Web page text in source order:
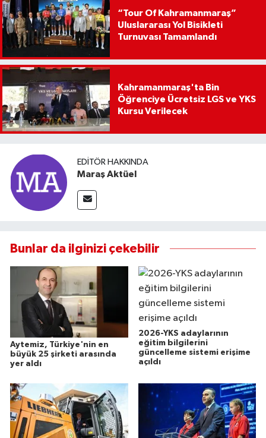
“Tour Of Kahramanmaraş”
Uluslararası Yol Bisikleti
Turnuvası Tamamlandı
Kahramanmaraş'ta Bin
Öğrenciye Ücretsiz LGS ve YKS
Kursu Verilecek
EDITÖR HAKKINDA
Maraş Aktüel
Bunlar da ilginizi çekebilir
Aytemiz, Türkiye'nin en
büyük 25 şirketi arasında
yer aldı
2026-YKS adaylarının
eğitim bilgilerini
güncelleme sistemi erişime
açıldı